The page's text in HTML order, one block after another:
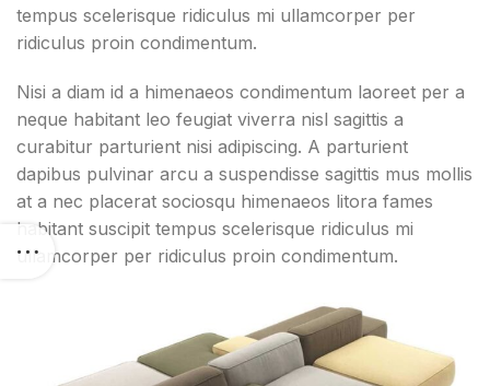
tempus scelerisque ridiculus mi ullamcorper per
ridiculus proin condimentum.
Nisi a diam id a himenaeos condimentum laoreet per a
neque habitant leo feugiat viverra nisl sagittis a
curabitur parturient nisi adipiscing. A parturient
dapibus pulvinar arcu a suspendisse sagittis mus mollis
at a nec placerat sociosqu himenaeos litora fames
habitant suscipit tempus scelerisque ridiculus mi
ullamcorper per ridiculus proin condimentum.